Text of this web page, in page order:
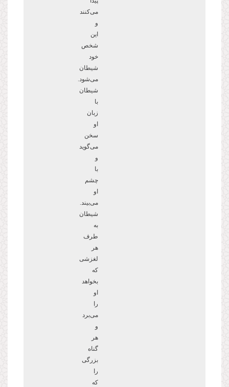
میکنند
و
این
شخص
خود
شیطان
میشود.
شیطان
با
زبان
او
سخن
میگوید
و
با
چشم
او
میبیند.
شیطان
به
طرف
هر
لغزشی
که
بخواهد
او
را
میبرد
و
هر
گناه
بزرگی
را
که